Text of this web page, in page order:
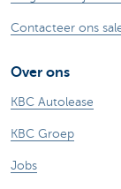
Contacteer ons
Over ons
KBC Autolease
KBC Groep
Jobs